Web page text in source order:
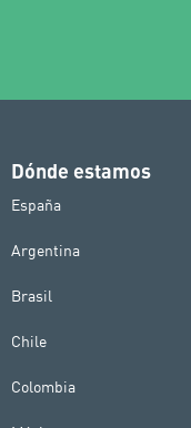
Dónde estamos
España
Argentina
Brasil
Chile
Colombia